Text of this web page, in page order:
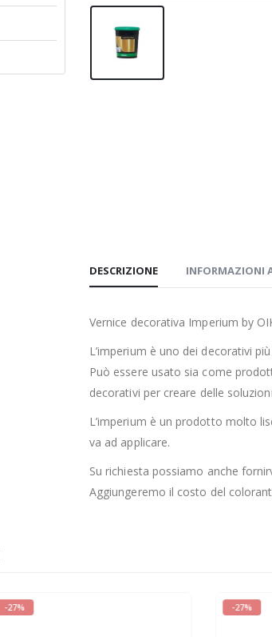
DESCRIZIONE INFORMAZIONI
Vernice decorativa Imperium by
L’imperium è uno dei decorativi
Può essere usato sia come
decorativi per creare delle
L’imperium è un prodotto molto
va ad applicare.
Su richiesta possiamo anche
Aggiungeremo il costo del